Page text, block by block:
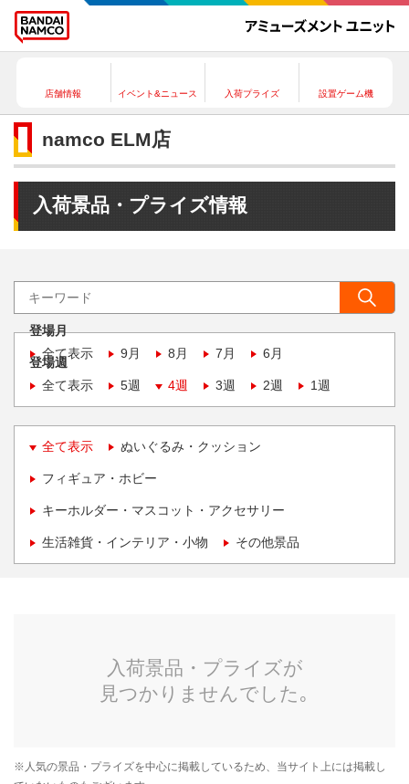
店舗情報 イベント&ニュース 入荷プライズ 設置ゲーム機
namco ELM店
入荷景品・プライズ情報
登場月
全て表示
9月 8月 7月 6月
登場週
全て表示
5週 4週 3週 2週 1週
全て表示 ぬいぐるみ・クッション
フィギュア・ホビー
キーホルダー・マスコット・アクセサリー
生活雑貨・インテリア・小物 その他景品